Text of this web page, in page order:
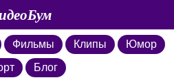
Фильмы Клипы
Юмор
Блог